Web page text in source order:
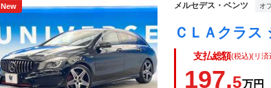
New メルセデス・ベンツ オ
支払総額(税込)(リ済
197.5万円